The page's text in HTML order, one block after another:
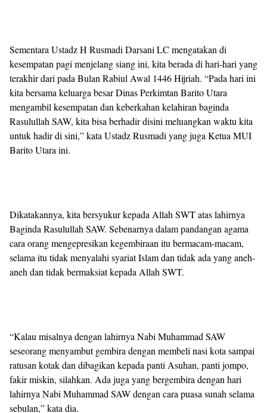
Sementara Ustadz H Rusmadi Darsani LC mengatakan di
kesempatan pagi menjelang siang ini, kita berada di hari-hari yang
terakhir dari pada Bulan Rabiul Awal 1446 Hijriah. “Pada hari ini
kita bersama keluarga besar Dinas Perkimtan Barito Utara
mengambil kesempatan dan keberkahan kelahiran baginda
Rasulullah SAW, kita bisa berhadir disini meluangkan waktu kita
untuk hadir di sini,” kata Ustadz Rusmadi yang juga Ketua MUI
Barito Utara ini.
Dikatakannya, kita bersyukur kepada Allah SWT atas lahirnya
Baginda Rasulullah SAW. Sebenarnya dalam pandangan agama
cara orang mengepresikan kegembiraan itu bermacam-macam,
selama itu tidak menyalahi syariat Islam dan tidak ada yang aneh-
aneh dan tidak bermaksiat kepada Allah SWT.
“Kalau misalnya dengan lahirnya Nabi Muhammad SAW
seseorang menyambut gembira dengan membeli nasi kota sampai
ratusan kotak dan dibagikan kepada panti Asuhan, panti jompo,
fakir miskin, silahkan. Ada juga yang bergembira dengan hari
lahirnya Nabi Muhammad SAW dengan cara puasa sunah selama
sebulan,” kata dia.